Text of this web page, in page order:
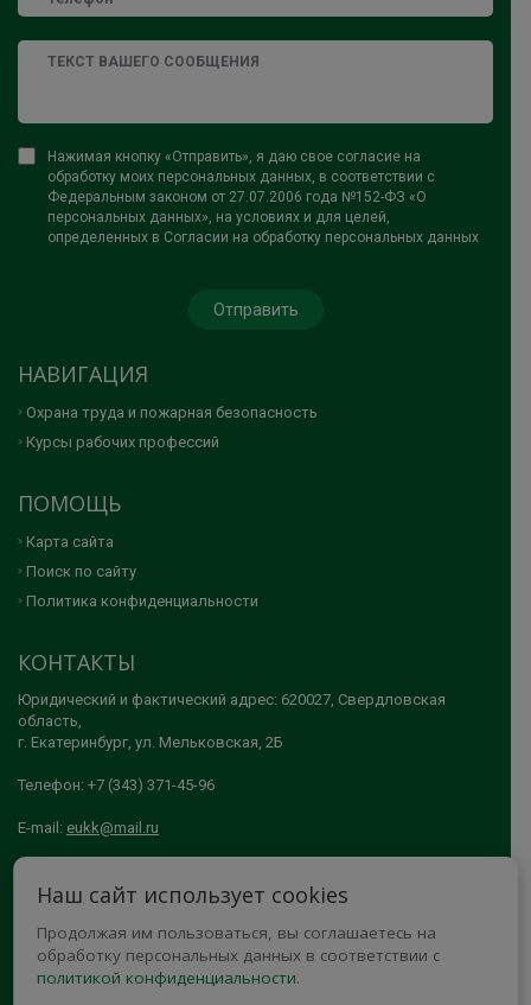
Нажимая кнопку «Отправить», я даю свое согласие на
обработку моих персональных данных, в соответствии с
Федеральным законом от 27.07.2006 года №152-ФЗ «О
персональных данных», на условиях и для целей,
определенных в Согласии на обработку персональных данных
НАВИГАЦИЯ
Охрана труда и пожарная безопасность
Курсы рабочих профессий
ПОМОЩЬ
Карта сайта
Поиск по сайту
Политика конфиденциальности
КОНТАКТЫ
Юридический и фактический адрес: 620027, Свердловская
область,
г. Екатеринбург, ул. Мельковская, 2Б
Телефон: +7 (343) 371-45-96
E-mail: eukk@mail.ru
КОМБИНАТ"
МЫ В СОЦСЕТЯХ
Наш сайт использует cookies
Продолжая им пользоваться, вы соглашаетесь на
обработку персональных данных в соответствии с
политикой конфиденциальности.